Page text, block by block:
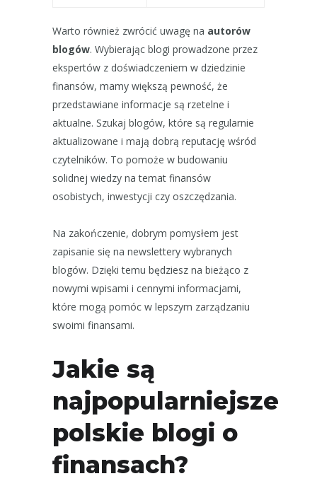
Warto również zwrócić uwagę na autorów
blogów. Wybierając blogi prowadzone przez
ekspertów z doświadczeniem w dziedzinie
finansów, mamy większą pewność, że
przedstawiane informacje są rzetelne i
aktualne. Szukaj blogów, które są regularnie
aktualizowane i mają dobrą reputację wśród
czytelników. To pomoże w budowaniu
solidnej wiedzy na temat finansów
osobistych, inwestycji czy oszczędzania.
Na zakończenie, dobrym pomysłem jest
zapisanie się na newslettery wybranych
blogów. Dzięki temu będziesz na bieżąco z
nowymi wpisami i cennymi informacjami,
które mogą pomóc w lepszym zarządzaniu
swoimi finansami.
Jakie są
najpopularniejsze
polskie blogi o
finansach?